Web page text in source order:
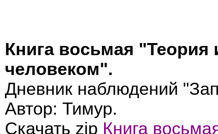
Книга восьмая "Теория
человеком".
Дневник наблюдений
Автор: Тимур.
Скачать zip Книга